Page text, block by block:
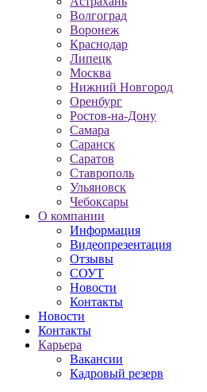
Волгоград
Воронеж
Краснодар
Липецк
Москва
Нижний Новгород
Оренбург
Ростов-на-Дону
Самара
Саранск
Саратов
Ставрополь
Ульяновск
Чебоксары
О компании
Информация
Видеопрезентация
Отзывы
СОУТ
Новости
Контакты
Новости
Контакты
Карьера
Вакансии
Кадровый резерв